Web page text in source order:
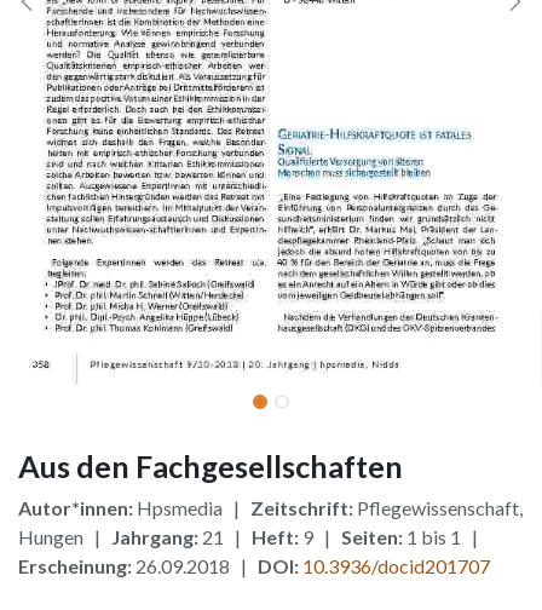
Aus den Fachgesellschaften
Autor*innen: Hpsmedia | Zeitschrift: Pflegewissenschaft,
Hungen | Jahrgang: 21 | Heft: 9 | Seiten: 1 bis 1 |
Erscheinung: 26.09.2018 | DOI: 10.3936/docid201707